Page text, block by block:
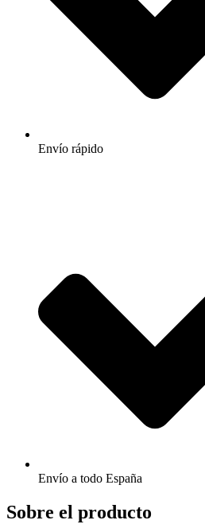
Envío rápido
Envío a todo España
Sobre el producto